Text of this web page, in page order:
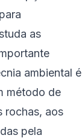
as
ambiental é
método de
rochas, aos
pela